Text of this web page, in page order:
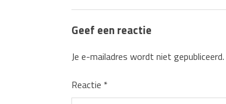
Geef een reactie
Je e-mailadres wordt niet gepubliceerd.
Reactie *